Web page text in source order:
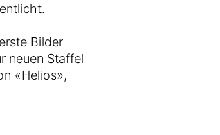
Bilder
neuen Staffel
«Helios»,